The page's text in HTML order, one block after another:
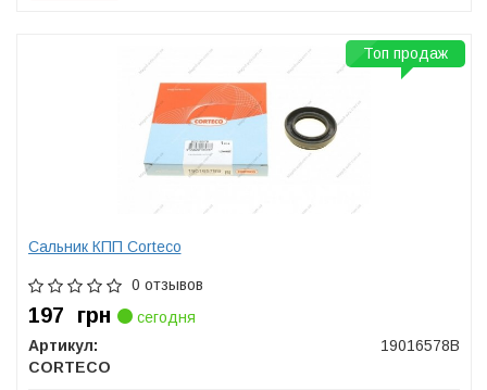
Сальник КПП Corteco
0 отзывов
197 грн
сегодня
Артикул:
19016578B
CORTECO
Топ продаж